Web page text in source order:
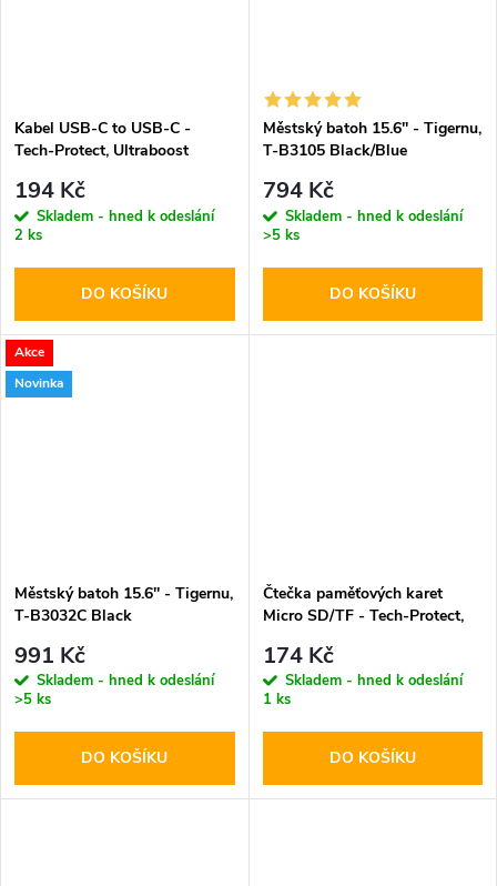
Kabel USB-C to USB-C -
Tech-Protect, Ultraboost
194 Kč
Skladem - hned k odeslání
2 ks
DO KOŠÍKU
Městský batoh 15.6'' - Tigernu,
T-B3105 Black/Blue
794 Kč
Skladem - hned k odeslání
>5 ks
DO KOŠÍKU
Akce
Novinka
Městský batoh 15.6'' - Tigernu,
T-B3032C Black
991 Kč
Skladem - hned k odeslání
>5 ks
DO KOŠÍKU
Čtečka paměťových karet
Micro SD/TF - Tech-Protect,
174 Kč
Skladem - hned k odeslání
1 ks
DO KOŠÍKU